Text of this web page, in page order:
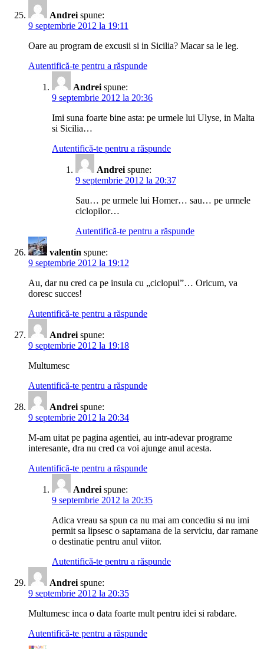
Andrei spune:
9 septembrie 2012 la 19:11
Oare au program de excusii si in Sicilia? Macar sa le leg.
Autentifică-te pentru a răspunde
Andrei spune:
9 septembrie 2012 la 20:36
Imi suna foarte bine asta: pe urmele lui Ulyse, in Malta
si Sicilia…
Autentifică-te pentru a răspunde
Andrei spune:
9 septembrie 2012 la 20:37
Sau… pe urmele lui Homer… sau… pe urmele
ciclopilor…
Autentifică-te pentru a răspunde
valentin spune:
9 septembrie 2012 la 19:12
Au, dar nu cred ca pe insula cu „ciclopul”… Oricum, va
doresc succes!
Autentifică-te pentru a răspunde
Andrei spune:
9 septembrie 2012 la 19:18
Multumesc
Autentifică-te pentru a răspunde
Andrei spune:
9 septembrie 2012 la 20:34
M-am uitat pe pagina agentiei, au intr-adevar programe
interesante, dra nu cred ca voi ajunge anul acesta.
Autentifică-te pentru a răspunde
Andrei spune:
9 septembrie 2012 la 20:35
Adica vreau sa spun ca nu mai am concediu si nu imi
permit sa lipsesc o saptamana de la serviciu, dar ramane
o destinatie pentru anul viitor.
Autentifică-te pentru a răspunde
Andrei spune:
9 septembrie 2012 la 20:35
Multumesc inca o data foarte mult pentru idei si rabdare.
Autentifică-te pentru a răspunde